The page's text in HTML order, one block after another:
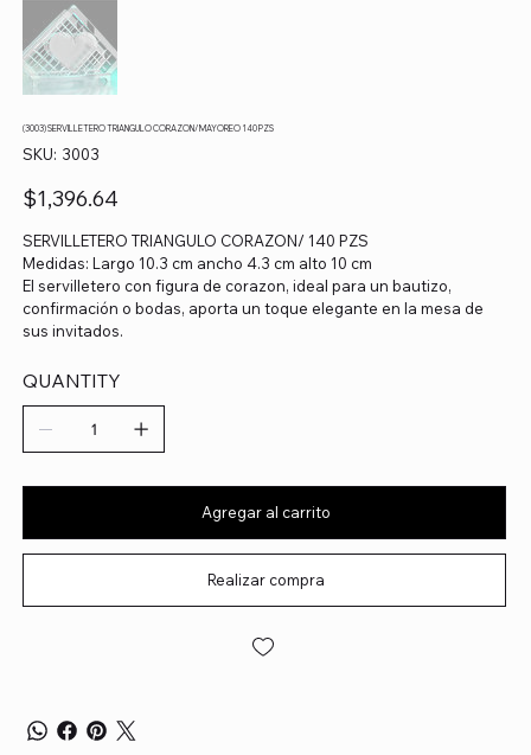
(3003) SERVILLETERO TRIANGULO CORAZON/ MAYOREO 140 PZS
SKU: SKU
3003
3003
Precio
$1,396.64
SERVILLETERO TRIANGULO CORAZON/ 140 PZS
Medidas: Largo 10.3 cm ancho 4.3 cm alto 10 cm
El servilletero con figura de corazon, ideal para un bautizo,
confirmación o bodas, aporta un toque elegante en la mesa de
sus invitados.
QUANTITY
Agregar al carrito
Realizar compra